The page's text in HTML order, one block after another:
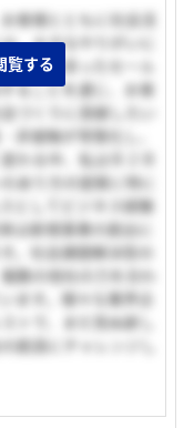
客様とともに社会活
、大きなやりがいに
に寄り添ったセール
ることを通じ、お客
づくりに貢献したい
非接触が常態化し、
わる中、私はＢ２Ｂ
あり方の提案に特に
としてビジネス経験
は新規事業の創出に
。社会課題解決型の
数の他社の力を合わ
ます。様々な業界企
トで、まだ見ぬ新し
創造にチャレンジし
覧する